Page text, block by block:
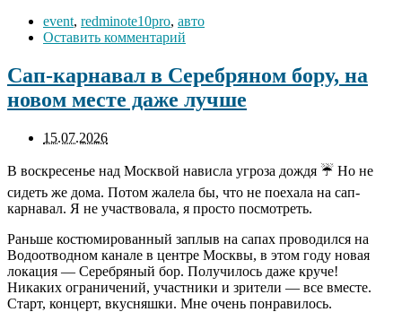
event, redminote10pro, авто
Оставить комментарий
Сап-карнавал в Серебряном бору, на
новом месте даже лучше
15.07.2026
В воскресенье над Москвой нависла угроза дождя ☔ Но не
сидеть же дома. Потом жалела бы, что не поехала на сап-
карнавал. Я не участвовала, я просто посмотреть.
Раньше костюмированный заплыв на сапах проводился на
Водоотводном канале в центре Москвы, в этом году новая
локация — Серебряный бор. Получилось даже круче!
Никаких ограничений, участники и зрители — все вместе.
Старт, концерт, вкусняшки. Мне очень понравилось.